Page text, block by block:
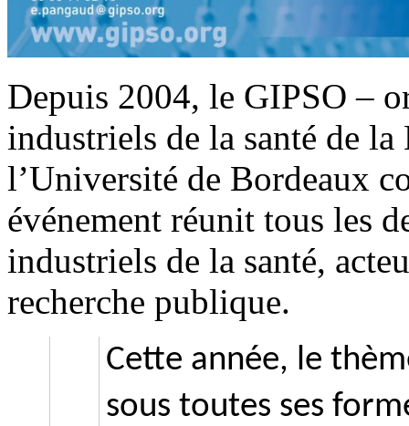
Depuis 2004, le GIPSO –
industriels de la santé de
l’Université de Bordeaux
événement réunit tous les
industriels de la santé,
recherche publique.
Cette année, le
sous toutes ses